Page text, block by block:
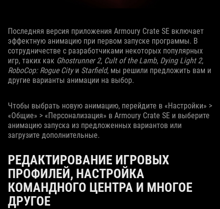
Последняя версия приложения Armoury Crate SE включает
эффектную анимацию при первом запуске программы. В
сотрудничестве с разработчиками некоторых популярных
игр, таких как Ghostrunner 2, Cult of the Lamb, Dying Light 2,
RoboCop: Rogue Cityи Starfield, мы решили предложить вам и
другие варианты анимации на выбор.
Чтобы выбрать новую анимацию, перейдите в «Настройки» >
«Общие» > «Персонализация» в Armoury Crate SE и выберите
анимацию запуска из предложенных вариантов или
загрузите дополнительные.
РЕДАКТИРОВАНИЕ ИГРОВЫХ
ПРОФИЛЕЙ, НАСТРОЙКА
КОМАНДНОГО ЦЕНТРА И МНОГОЕ
ДРУГОЕ